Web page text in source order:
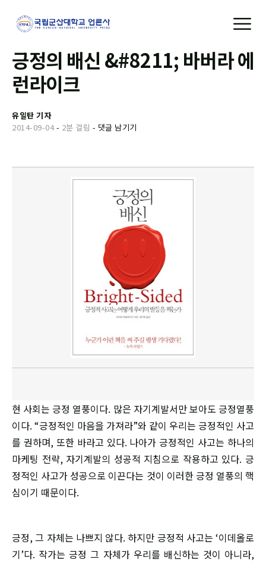
긍정의 배신 &#8211; 바버라 에
런라이크
유일탄 기자
2014-09-04- 2분 걸림 - 댓글 남기기
현 사회는 긍정 열풍이다. 많은 자기계발서만 보아도 긍정열풍
이다. “긍정적인 마음을 가져라”와 같이 우리는 긍정적인 사고
를 권하며, 또한 바라고 있다. 나아가 긍정적인 사고는 하나의
마케팅 전략, 자기계발의 성공적 지침으로 작용하고 있다. 긍
정적인 사고가 성공으로 이끈다는 것이 이러한 긍정 열풍의 핵
심이기 때문이다.
긍정, 그 자체는 나쁘지 않다. 하지만 긍정적 사고는 ‘이데올로
기’다. 작가는 긍정 그 자체가 우리를 배신하는 것이 아니라,